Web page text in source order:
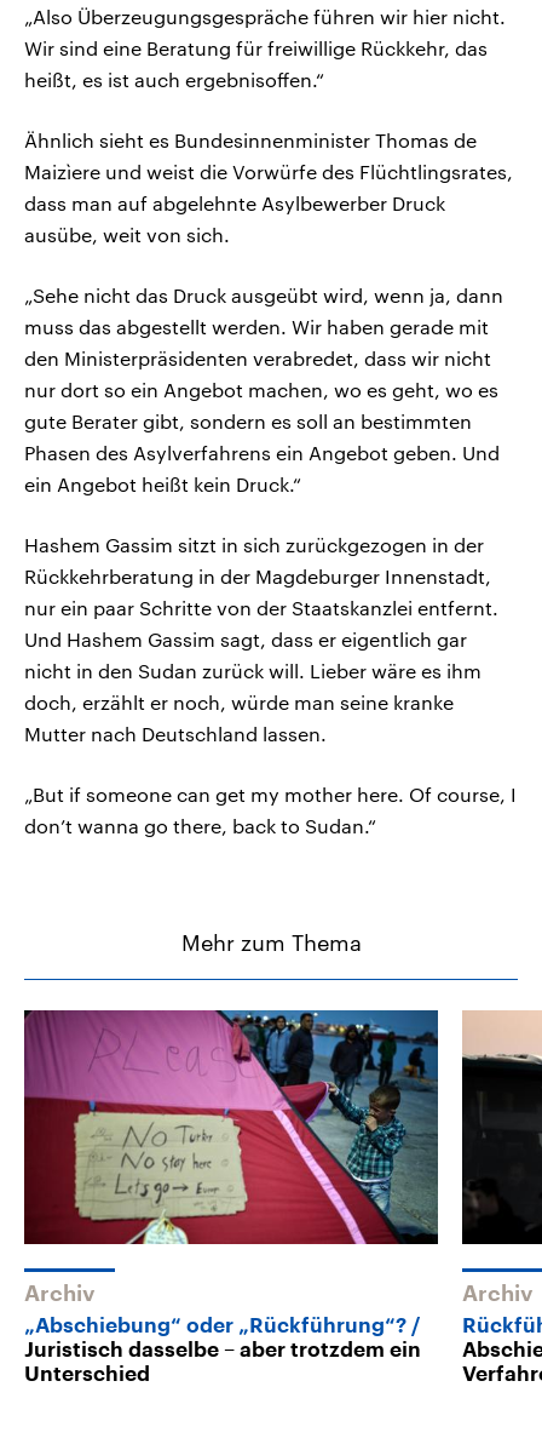
„Also Überzeugungsgespräche führen wir hier nicht.
Wir sind eine Beratung für freiwillige Rückkehr, das
heißt, es ist auch ergebnisoffen.“
Ähnlich sieht es Bundesinnenminister Thomas de
Maizìere und weist die Vorwürfe des Flüchtlingsrates,
dass man auf abgelehnte Asylbewerber Druck
ausübe, weit von sich.
„Sehe nicht das Druck ausgeübt wird, wenn ja, dann
muss das abgestellt werden. Wir haben gerade mit
den Ministerpräsidenten verabredet, dass wir nicht
nur dort so ein Angebot machen, wo es geht, wo es
gute Berater gibt, sondern es soll an bestimmten
Phasen des Asylverfahrens ein Angebot geben. Und
ein Angebot heißt kein Druck.“
Hashem Gassim sitzt in sich zurückgezogen in der
Rückkehrberatung in der Magdeburger Innenstadt,
nur ein paar Schritte von der Staatskanzlei entfernt.
Und Hashem Gassim sagt, dass er eigentlich gar
nicht in den Sudan zurück will. Lieber wäre es ihm
doch, erzählt er noch, würde man seine kranke
Mutter nach Deutschland lassen.
„But if someone can get my mother here. Of course, I
don’t wanna go there, back to Sudan.“
Mehr zum Thema
Archiv
„Abschiebung“ oder „Rückführung“?
Juristisch dasselbe – aber trotzdem ein
Unterschied
Archiv